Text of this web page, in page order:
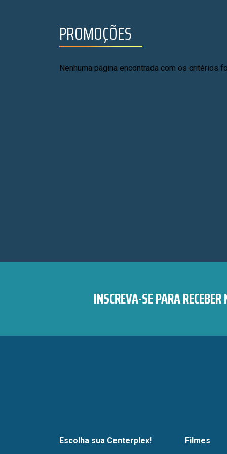
PROMOÇÕES
Nenhuma página encontrada com os critérios
INSCREVA-SE PARA
Escolha sua Centerplex! Filmes